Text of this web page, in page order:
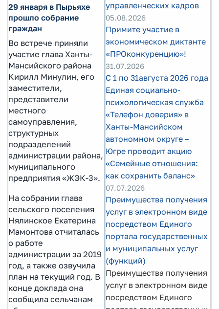
29 января в Пырьяхе
прошло собрание
граждан
Во встрече приняли
участие глава Ханты-
Мансийского района
Кирилл Минулин, его
заместители,
представители
местного
самоуправления,
структурных
подразделений
администрации района,
муниципального
предприятия «ЖЭК-3».
На собрании глава
сельского поселения
Нялинское Екатерина
Мамонтова отчиталась
о работе
администрации за 2019
год, а также озвучила
план на текущий год. В
конце доклада она
сообщила сельчанам
управленческих кадров
05.08.2026
Примите участие в
экономическом диктанте
«ПРОконкуренцию»!
31.07.2026
С 1 по 31августа 2026 года
Единая социально-
психологическая служба
«Телефон доверия» в
Ханты-Мансийском
автономном округе –
Югре проводит акцию
«Семейные отношения:
как сохранить баланс»
07.07.2026
Преимущества получения
услуг в электронном виде
посредством Единого
портала государственных
и муниципальных услуг
(функций)
Преимущества получения
услуг в электронном виде
посредством Единого